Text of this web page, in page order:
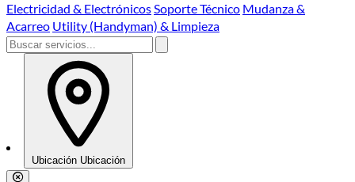
Electricidad & ElectrónicosSoporte Técnico Mudanza &
Acarreo Utility (Handyman) & Limpieza
Ubicación Ubicación